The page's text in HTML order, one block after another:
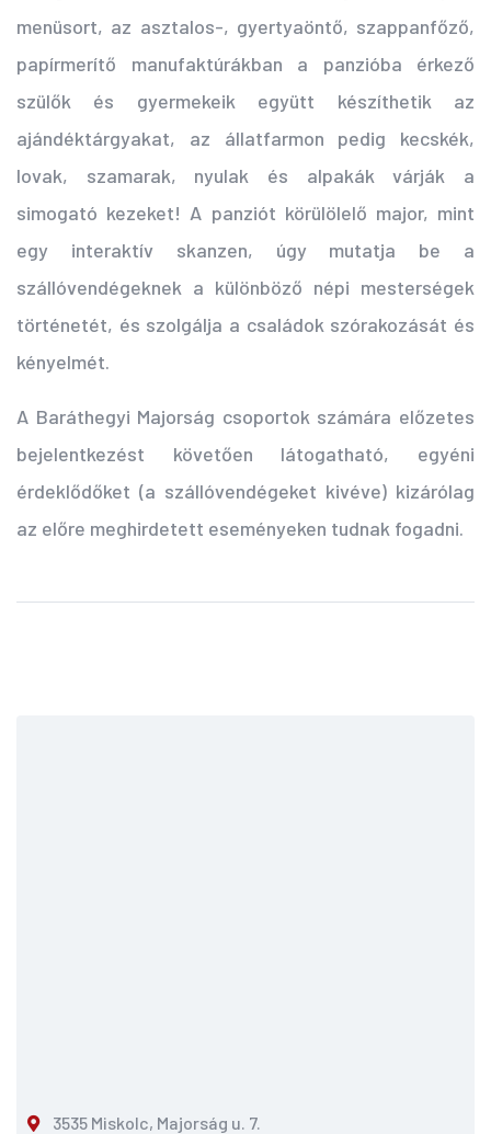
menüsort, az asztalos-, gyertyaöntő, szappanfőző,
papírmerítő manufaktúrákban a panzióba érkező
szülők és gyermekeik együtt készíthetik az
ajándéktárgyakat, az állatfarmon pedig kecskék,
lovak, szamarak, nyulak és alpakák várják a
simogató kezeket! A panziót körülölelő major, mint
egy interaktív skanzen, úgy mutatja be a
szállóvendégeknek a különböző népi mesterségek
történetét, és szolgálja a családok szórakozását és
kényelmét.
A Baráthegyi Majorság csoportok számára előzetes
bejelentkezést követően látogatható, egyéni
érdeklődőket (a szállóvendégeket kivéve) kizárólag
az előre meghirdetett eseményeken tudnak fogadni.
3535 Miskolc, Majorság u. 7.